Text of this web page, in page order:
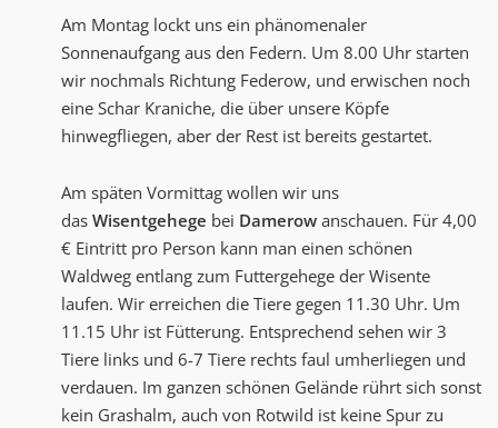
Am Montag lockt uns ein phänomenaler
Sonnenaufgang aus den Federn. Um 8.00 Uhr starten
wir nochmals Richtung Federow, und erwischen noch
eine Schar Kraniche, die über unsere Köpfe
hinwegfliegen, aber der Rest ist bereits gestartet.
Am späten Vormittag wollen wir uns
das Wisentgehege bei Damerow anschauen. Für 4,00
€ Eintritt pro Person kann man einen schönen
Waldweg entlang zum Futtergehege der Wisente
laufen. Wir erreichen die Tiere gegen 11.30 Uhr. Um
11.15 Uhr ist Fütterung. Entsprechend sehen wir 3
Tiere links und 6-7 Tiere rechts faul umherliegen und
verdauen. Im ganzen schönen Gelände rührt sich sonst
kein Grashalm, auch von Rotwild ist keine Spur zu